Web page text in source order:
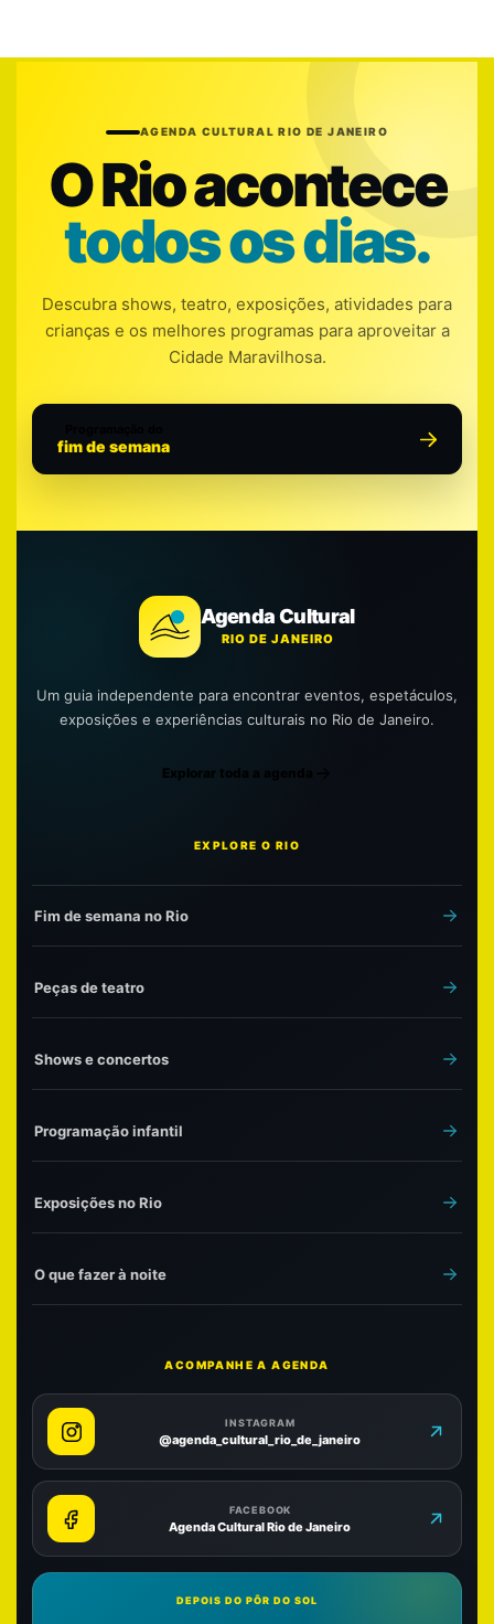
AGENDA CULTURAL RIO DE JANEIRO
O Rio acontece
todos os dias.
Descubra shows, teatro, exposições, atividades para
crianças e os melhores programas para aproveitar a
Cidade Maravilhosa.
fim de semana
Agenda Cultural
RIO DE JANEIRO
Um guia independente para encontrar eventos, espetáculos,
exposições e experiências culturais no Rio de Janeiro.
Explorar toda a agenda
EXPLORE O RIO
Fim de semana no Rio
Peças de teatro
Shows e concertos
Programação infantil
Exposições no Rio
O que fazer à noite
ACOMPANHE A AGENDA
INSTAGRAM
@agenda_cultural_rio_de_janeiro
FACEBOOK
Agenda Cultural Rio de Janeiro
DEPOIS DO PÔR DO SOL